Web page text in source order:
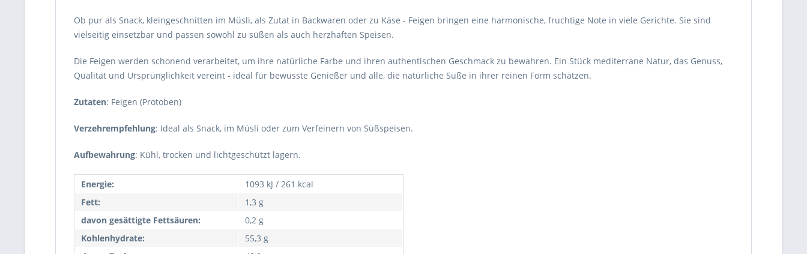
Ob pur als Snack, kleingeschnitten im Müsli, als Zutat in Backwaren oder zu Käse - Feigen bringen eine harmonische, fruchtige Note in viele Gerichte. Sie sind
vielseitig einsetzbar und passen sowohl zu süßen als auch herzhaften Speisen.
Die Feigen werden schonend verarbeitet, um ihre natürliche Farbe und ihren authentischen Geschmack zu bewahren. Ein Stück mediterrane Natur, das Genuss,
Qualität und Ursprünglichkeit vereint - ideal für bewusste Genießer und alle, die natürliche Süße in ihrer reinen Form schätzen.
Zutaten: Feigen (Protoben)
Verzehrempfehlung: Ideal als Snack, im Müsli oder zum Verfeinern von Süßspeisen.
Aufbewahrung: Kühl, trocken und lichtgeschützt lagern.
Energie:
1093 kJ / 261 kcal
Fett:
1,3 g
davon gesättigte Fettsäuren:
0,2 g
Kohlenhydrate:
55,3 g